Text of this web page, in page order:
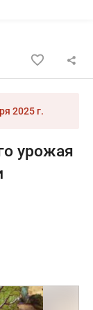
2025 г.
урожая